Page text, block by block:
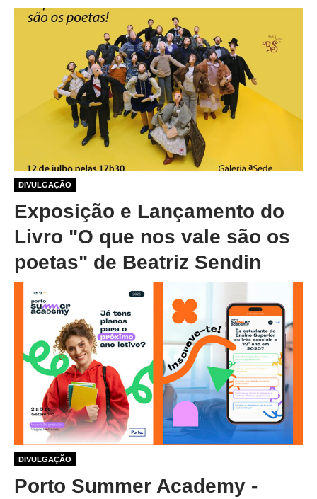
DIVULGAÇÃO
1 ano 1 mês atrás
Exposição e Lançamento do
Livro "O que nos vale são os
poetas" de Beatriz Sendin
DIVULGAÇÃO
1 ano 1 mês atrás
Porto Summer Academy -